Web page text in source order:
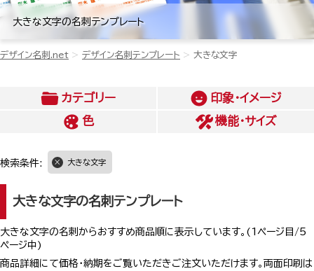
大きな文字の名刺テンプレート
デザイン名刺.net デザイン名刺テンプレート 大きな文字
カテゴリー
印象・イメージ
色
機能・サイズ
検索条件: 大きな文字
大きな文字の名刺テンプレート
大きな文字の名刺からおすすめ商品順に表示しています。(1ページ目/5
ページ中)
商品詳細にて価格・納期をご覧いただきご注文いただけます。両面印刷は